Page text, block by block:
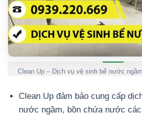
Clean Up – Dịch vụ vệ sinh bể nước
Clean Up đảm bảo cung cấp
nước ngầm, bồn chứa nước